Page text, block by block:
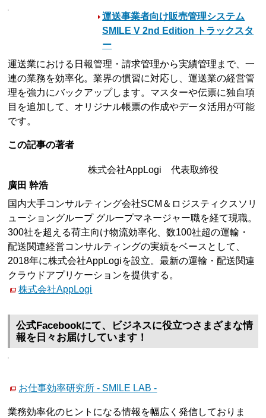
運送事業者向け販売管理システム
SMILE V 2nd Edition トラックスタ
ー
運送業における日報管理・請求管理から実績管理まで、一
連の業務を効率化。業界の慣習に対応し、運送業の経営管
理を強力にバックアップします。マスターや伝票に独自項
目を追加して、オリジナル帳票の作成やデータ活用が可能
です。
この記事の著者
株式会社AppLogi 代表取締役
廣田 幹浩
国内大手コンサルティング会社SCM＆ロジスティクスソリ
ューショングループ グループマネージャー職を経て現職。
300社を超える荷主向け物流効率化、数100社超の運輸・
配送関連経営コンサルティングの実績をベースとして、
2018年に株式会社AppLogiを設立。最新の運輸・配送関連
クラウドアプリケーションを提供する。
株式会社AppLogi
公式Facebookにて、ビジネスに役立つさまざまな情
報を日々お届けしています！
お仕事効率研究所 - SMILE LAB -
業務効率化のヒントになる情報を幅広く発信しておりま